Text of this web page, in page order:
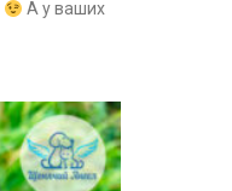
А у ваших